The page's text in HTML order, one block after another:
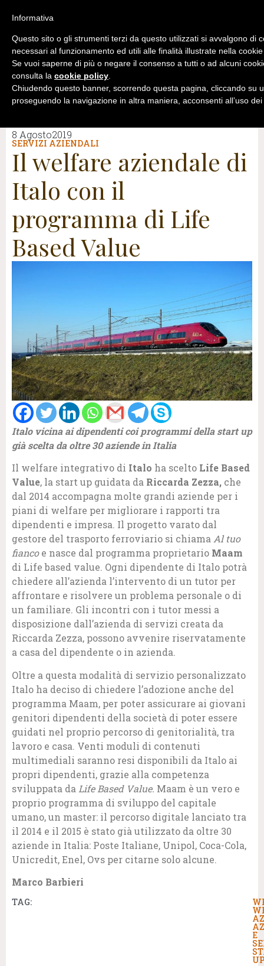
8 Agosto2019
SERVIZI AZIENDALI
Il welfare aziendale di
Italo con il
programma di Life
Based Value
Italo vicina ai dipendenti coi programmi della start up
già scelta da oltre 30 aziende in Italia
Il welfare integrativo di Italo ha scelto Life Based
Value, la start up guidata da Riccarda Zezza, che
dal 2014 accompagna molte grandi aziende per i
piani di welfare per migliorare i rapporti tra
dipendenti e impresa. Il progetto varato dal
gestore del trasporto ferroviario si chiamaAl tuo
fiancoe nasce dal programma proprietario Maam
di Life based value. Ogni dipendente di Italo potrà
chiedere all’azienda l’intervento di un tutor per
affrontare e risolvere un problema personale o di
un familiare. Gli incontri con i tutor messi a
disposizione dall’azienda di servizi creata da
Riccarda Zezza, possono avvenire riservatamente
a casa del dipendente o in azienda.
Oltre a questa modalità di servizio personalizzato
Italo ha deciso di chiedere l’adozione anche del
programma Maam, per poter assicurare ai giovani
genitori dipendenti della società di poter essere
guidati nel proprio percorso di genitorialità, tra
lavoro e casa. Venti moduli di contenuti
multimediali saranno resi disponibili da Italo ai
propri dipendenti, grazie alla competenza
sviluppata da Life Based Value. Maam è un vero e
proprio programma di sviluppo del capitale
umano, un master: il percorso digitale lanciato tra
il 2014 e il 2015 è stato già utilizzato da oltre 30
aziende in Italia: Poste Italiane, Unipol, Coca-Cola,
Unicredit, Enel, Ovs per citarne solo alcune.
Marco Barbieri
TAG:
E
Informativa
Questo sito o gli strumenti terzi da questo utilizzati si avvalgono di
necessari al funzionamento ed utili alle finalità illustrate nella
Se vuoi saperne di più o negare il consenso a tutti o ad alcuni
consulta la cookie policy.
Chiudendo questo banner, scorrendo questa pagina, cliccando su
proseguendo la navigazione in altra maniera, acconsenti all’uso